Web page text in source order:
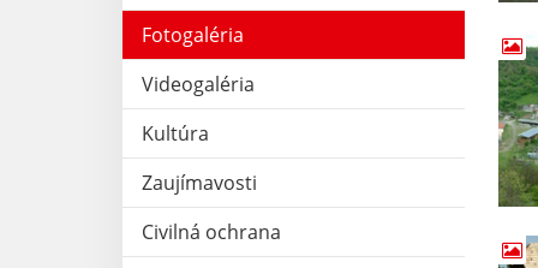
Fotogaléria
Videogaléria
Kultúra
Zaujímavosti
Civilná ochrana